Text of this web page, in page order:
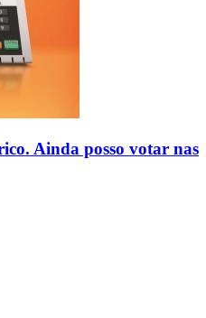
Ainda posso votar nas